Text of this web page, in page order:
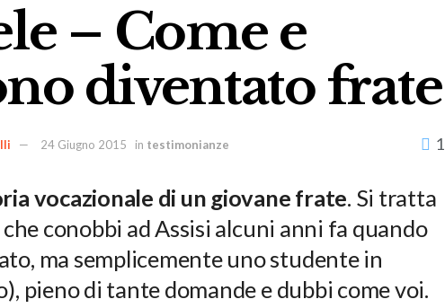
– Come e
diventato frate
24 Giugno 2015 in testimonianze 1
vocazionale di un giovane frate. Si tratta
conobbi ad Assisi alcuni anni fa quando
ma semplicemente uno studente in
pieno di tante domande e dubbi come voi.